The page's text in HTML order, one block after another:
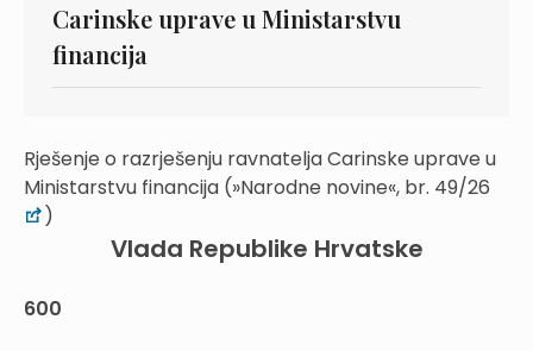
Carinske uprave u Ministarstvu
financija
Rješenje o razrješenju ravnatelja Carinske uprave u
Ministarstvu financija (»Narodne novine«, br. 49/26
)
Vlada Republike Hrvatske
600